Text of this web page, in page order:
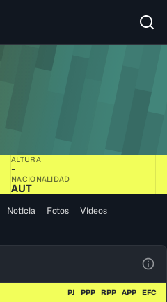
ALTURA
-
NACIONALIDAD
AUT
Noticia Fotos Videos
PJ PPP RPP APP EFC